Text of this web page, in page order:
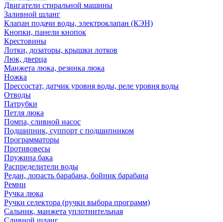
Двигатели стиральной машины
Заливной шланг
Клапан подачи воды, электроклапан (КЭН)
Кнопки, панели кнопок
Крестовины
Лотки, дозаторы, крышки лотков
Люк, дверца
Манжета люка, резинка люка
Ножка
Прессостат, датчик уровня воды, реле уровня воды
Отводы
Патрубки
Петля люка
Помпа, сливной насос
Подшипник, суппорт с подшипником
Программаторы
Противовесы
Пружина бака
Распределители воды
Редан, лопасть барабана, бойник барабана
Ремни
Ручка люка
Ручки селектора (ручки выбора программ)
Сальник, манжета уплотнительная
Сливной шланг